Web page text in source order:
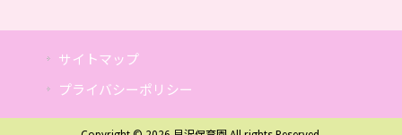
サイトマップ
プライバシーポリシー